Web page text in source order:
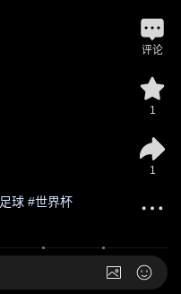
足球 #世界杯
评论
1
1